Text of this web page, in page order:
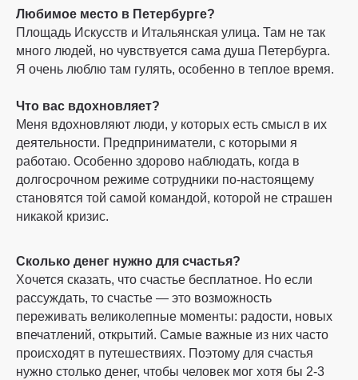
Любимое место в Петербурге?
Площадь Искусств и Итальянская улица. Там не так
много людей, но чувствуется сама душа Петербурга.
Я очень люблю там гулять, особенно в теплое время.
Что вас вдохновляет?
Меня вдохновляют люди, у которых есть смысл в их
деятельности. Предприниматели, с которыми я
работаю. Особенно здорово наблюдать, когда в
долгосрочном режиме сотрудники по-настоящему
становятся той самой командой, которой не страшен
никакой кризис.
Сколько денег нужно для счастья?
Хочется сказать, что счастье бесплатное. Но если
рассуждать, то счастье — это возможность
переживать великолепные моменты: радости, новых
впечатлений, открытий. Самые важные из них часто
происходят в путешествиях. Поэтому для счастья
нужно столько денег, чтобы человек мог хотя бы 2-3